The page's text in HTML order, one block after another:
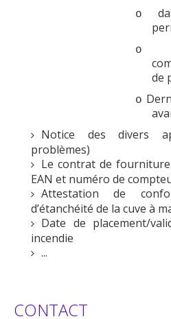
o
o
de
o
Notice des divers
problèmes)
Le contrat de
EAN et numéro de
Attestation de
d’étanchéité de la cuve à
Date de placement/
incendie
...
CONTACT